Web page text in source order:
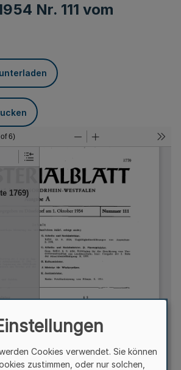
Nr. 111 vom
Cookies verwendet. Sie können
zustimmen, oder nur solchen,